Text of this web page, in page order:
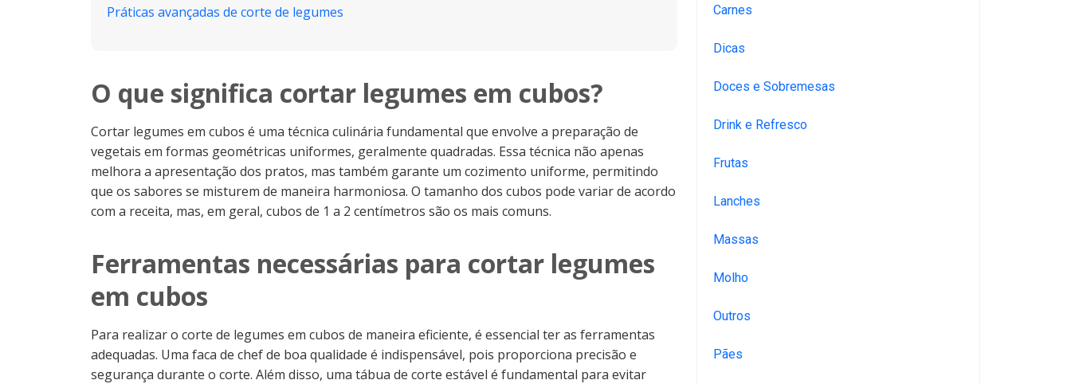
Práticas avançadas de corte de legumes
O que significa cortar legumes em cubos?
Cortar legumes em cubos é uma técnica culinária fundamental que envolve a preparação de
vegetais em formas geométricas uniformes, geralmente quadradas. Essa técnica não apenas
melhora a apresentação dos pratos, mas também garante um cozimento uniforme, permitindo
que os sabores se misturem de maneira harmoniosa. O tamanho dos cubos pode variar de acordo
com a receita, mas, em geral, cubos de 1 a 2 centímetros são os mais comuns.
Ferramentas necessárias para cortar legumes
em cubos
Para realizar o corte de legumes em cubos de maneira eficiente, é essencial ter as ferramentas
adequadas. Uma faca de chef de boa qualidade é indispensável, pois proporciona precisão e
segurança durante o corte. Além disso, uma tábua de corte estável é fundamental para evitar
Carnes
Dicas
Doces e Sobremesas
Drink e Refresco
Frutas
Lanches
Massas
Molho
Outros
Pães